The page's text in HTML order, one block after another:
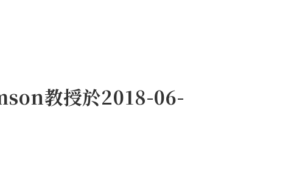
教授於2018-06-